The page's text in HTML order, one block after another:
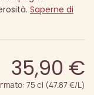
Saperne di
35,90 €
75 cl (47.87 €/L)